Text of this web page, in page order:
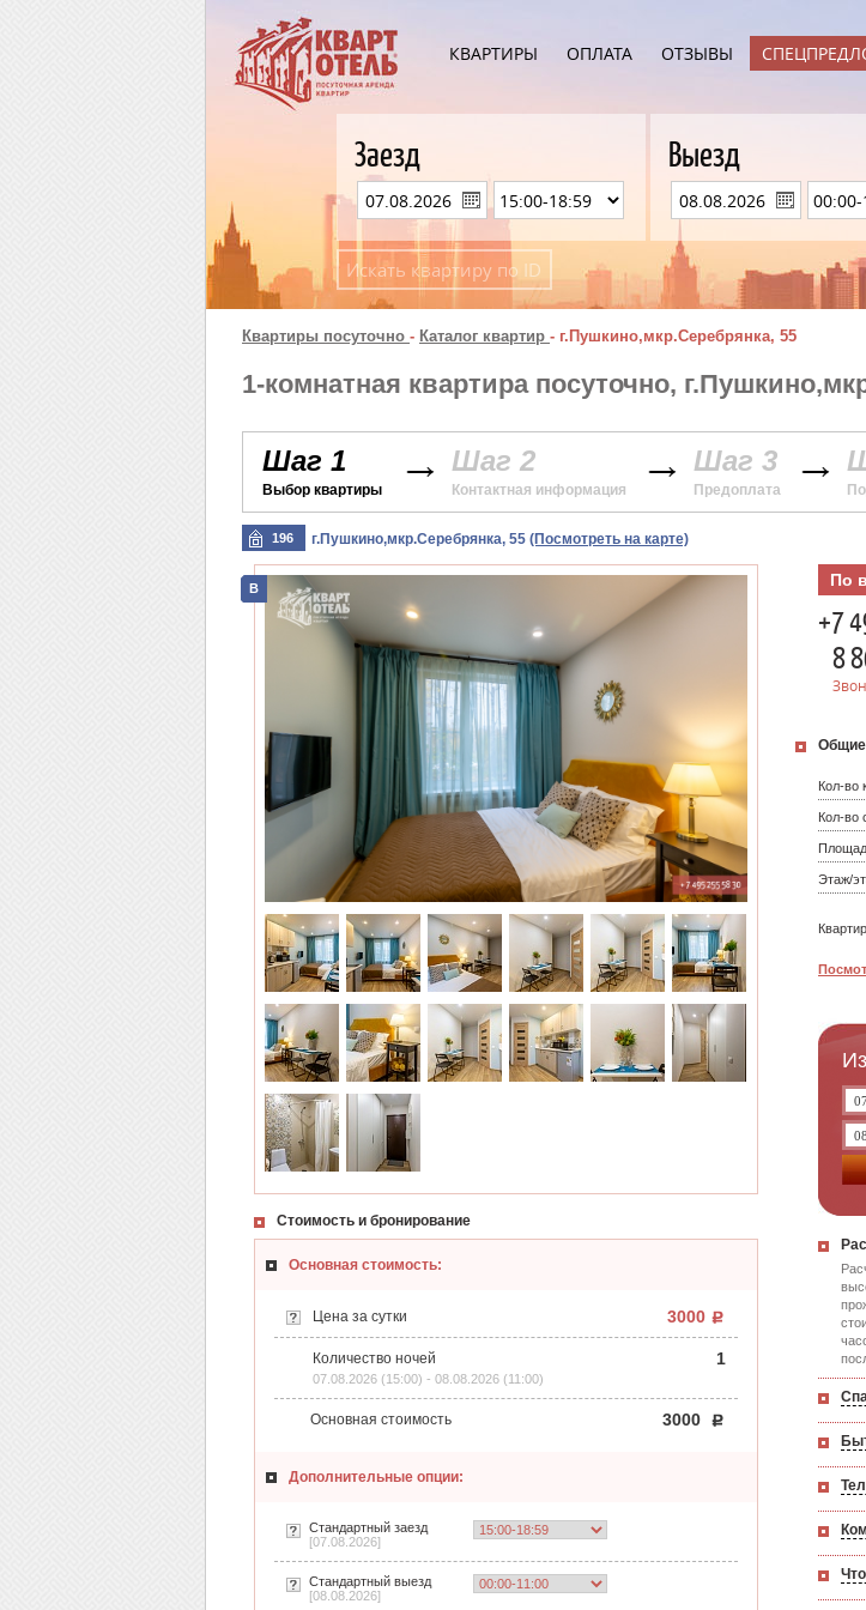
КВАРТИРЫ ОПЛАТА ОТЗЫВЫ
Заезд Выезд
Квартиры посуточно - Каталог квартир - г.Пушкино,мкр.Серебрянка, 55
1-комнатная квартира посуточно,
Шаг 1
Выбор квартиры
Шаг 2
Контактная информация
Шаг 3
Предоплата
196 г.Пушкино,мкр.Серебрянка, 55 (Посмотреть на карте)
B
Стоимость и бронирование
Основная стоимость:
Цена за сутки 3000
Количество ночей 1
07.08.2026 (15:00) - 08.08.2026 (11:00)
Основная стоимость 3000
Дополнительные опции:
Стандартный заезд
[07.08.2026]
Стандартный выезд
[08.08.2026]
По
+7
8
Кол-во
Кол-во
Этаж/